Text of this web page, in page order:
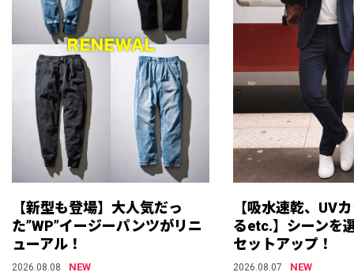
【新型も登場】大人気だっ
た”WP”イージーパンツがリニ
ューアル！
2026.08.08
NEW
【吸水速乾、UV
るetc.】シーンを
セットアップ！
2026.08.07
NEW